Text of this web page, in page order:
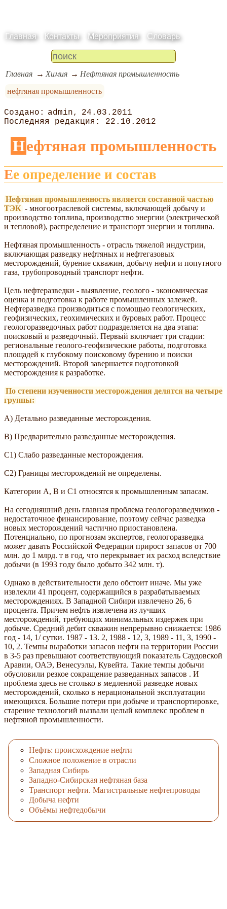
Главная Контакты Мероприятия Словарь
Главная Химия
Нефтяная промышленность
нефтяная промышленность
admin
24.03.2011
22.10.2012
Нефтяная промышленность
Ее определение и состав
Нефтяная промышленность является составной частью
ТЭК - многоотраслевой системы, включающей добычу и
производство топлива, производство энергии (электрической
и тепловой), распределение и транспорт энергии и топлива.
Нефтяная промышленность - отрасль тяжелой индустрии,
включающая разведку нефтяных и нефтегазовых
месторождений, бурение скважин, добычу нефти и попутного
газа, трубопроводный транспорт нефти.
Цель нефтеразведки - выявление, геолого - экономическая
оценка и подготовка к работе промышленных залежей.
Нефтеразведка производиться с помощью геологических,
геофизических, геохимических и буровых работ. Процесс
геологоразведочных работ подразделяется на два этапа:
поисковый и разведочный. Первый включает три стадии:
региональные геолого-геофизические работы, подготовка
площадей к глубокому поисковому бурению и поиски
месторождений. Второй завершается подготовкой
месторождения к разработке.
По степени изученности месторождения делятся на четыре
группы:
А) Детально разведанные месторождения.
В) Предварительно разведанные месторождения.
С1) Слабо разведанные месторождения.
С2) Границы месторождений не определены.
Категории А, В и C1 относятся к промышленным запасам.
На сегодняшний день главная проблема геологоразведчиков -
недостаточное финансирование, поэтому сейчас разведка
новых месторождений частично приостановлена.
Потенциально, по прогнозам экспертов, геологоразведка
может давать Российской Федерации прирост запасов от 700
млн. до 1 млрд. т в год, что перекрывает их расход вследствие
добычи (в 1993 году было добыто 342 млн. т).
Однако в действительности дело обстоит иначе. Мы уже
извлекли 41 процент, содержащийся в разрабатываемых
месторождениях. В Западной Сибири извлечено 26, 6
процента. Причем нефть извлечена из лучших
месторождений, требующих минимальных издержек при
добыче. Средний дебит скважин непрерывно снижается: 1986
год - 14, 1/ сутки. 1987 - 13. 2, 1988 - 12, 3, 1989 - 11, 3, 1990 -
10, 2. Темпы выработки запасов нефти на территории России
в 3-5 раз превышают соответствующий показатель Саудовской
Аравии, ОАЭ, Венесуэлы, Кувейта. Такие темпы добычи
обусловили резкое сокращение разведанных запасов . И
проблема здесь не столько в медленной разведке новых
месторождений, сколько в нерациональной эксплуатации
имеющихся. Большие потери при добыче и транспортировке,
старение технологий вызвали целый комплекс проблем в
нефтяной промышленности.
Нефть: происхождение нефти
Сложное положение в отрасли
Западная Сибирь
Западно-Сибирская нефтяная база
Транспорт нефти. Магистральные нефтепроводы
Добыча нефти
Объёмы нефтедобычи